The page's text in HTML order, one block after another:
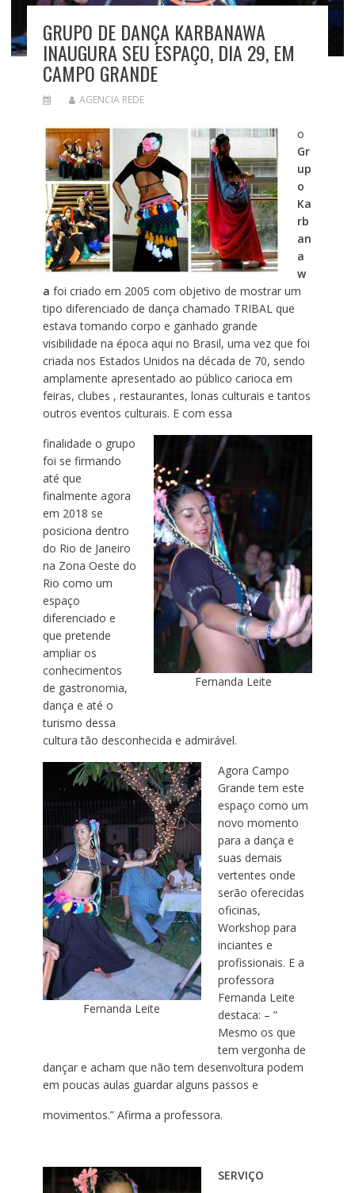
GRUPO DE DANÇA KARBANAWA
INAUGURA SEU ESPAÇO, DIA 29, EM
CAMPO GRANDE
AGENCIA REDE
o
Gr
up
o
Ka
rb
an
a
w
a foi criado em 2005 com objetivo de mostrar um
tipo diferenciado de dança chamado TRIBAL que
estava tomando corpo e ganhado grande
visibilidade na época aqui no Brasil, uma vez que foi
criada nos Estados Unidos na década de 70, sendo
amplamente apresentado ao público carioca em
feiras, clubes , restaurantes, lonas culturais e tantos
outros eventos culturais. E com essa
Fernanda Leite
finalidade o grupo
foi se firmando
até que
finalmente agora
em 2018 se
posiciona dentro
do Rio de Janeiro
na Zona Oeste do
Rio como um
espaço
diferenciado e
que pretende
ampliar os
conhecimentos
de gastronomia,
dança e até o
turismo dessa
cultura tão desconhecida e admirável.
Fernanda Leite
Agora Campo
Grande tem este
espaço como um
novo momento
para a dança e
suas demais
vertentes onde
serão oferecidas
oficinas,
Workshop para
inciantes e
profissionais. E a
professora
Fernanda Leite
destaca: – ”
Mesmo os que
tem vergonha de
dançar e acham que não tem desenvoltura podem
em poucas aulas guardar alguns passos e
movimentos.” Afirma a professora.
SERVIÇO